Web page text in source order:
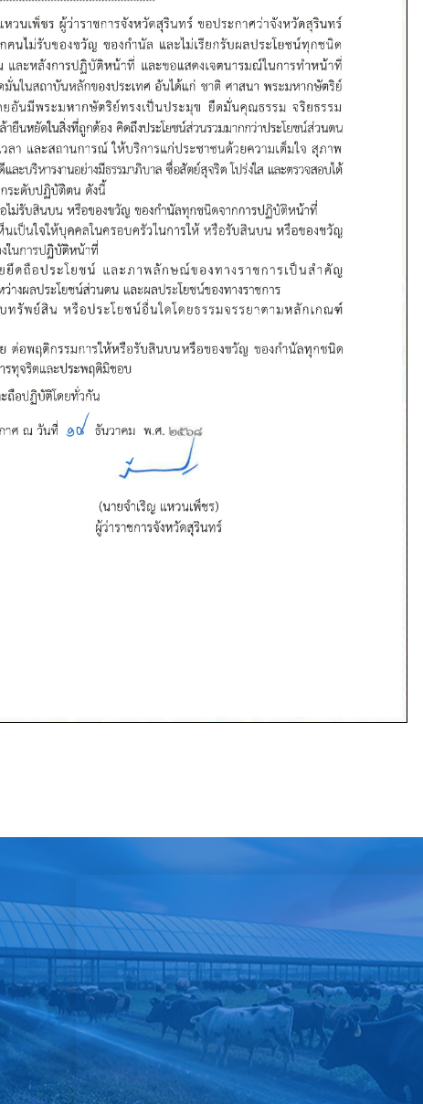
นัขบ้าให้แก่สัตว์ควบคุมโดยไม่เสียค่าธรรมเนียม
ากผลกระทบการสู้รบชายแดนไทย- กัมพูชา จังหวัดสุรินทร์ ประจำวันที่ 16 ธัน